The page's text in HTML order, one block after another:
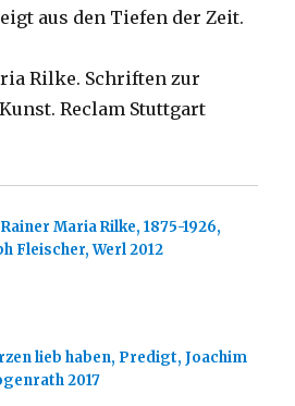
aus den Tiefen der Zeit.
Rilke. Schriften zur
Reclam Stuttgart
Maria Rilke, 1875-1926,
Fleischer, Werl 2012
lieb haben, Predigt, Joachim
2017